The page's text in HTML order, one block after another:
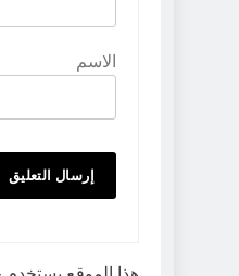
الاسم